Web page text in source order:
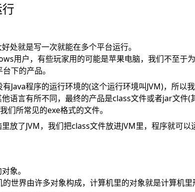
处就是写一次就能在多个平台运行。
用户，有些玩家用的可能是苹果电脑，我们不至于
下的产品。
Java程序的运行环境的(这个运行环境叫JVM)，所以我
他语言有所不同，最终的产品是class文件或者jar文件
们所常见的exe格式的文件。
放了JVM，我们把class文件放进JVM里，程序就可以
象。
世界由许多对象构成，计算机里的对象就是计算机里